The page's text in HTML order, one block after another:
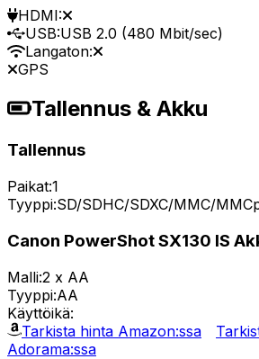
HDMI:
USB:USB 2.0 (480 Mbit/sec)
Langaton:
GPS
Tallennus & Akku
Tallennus
Paikat:1
Tyyppi:SD/SDHC/SDXC/MMC/
Canon PowerShot SX130 IS
Malli:2 x AA
Tyyppi:AA
Käyttöikä:
Tarkista hinta Amazon:ssa
Adorama:ssa